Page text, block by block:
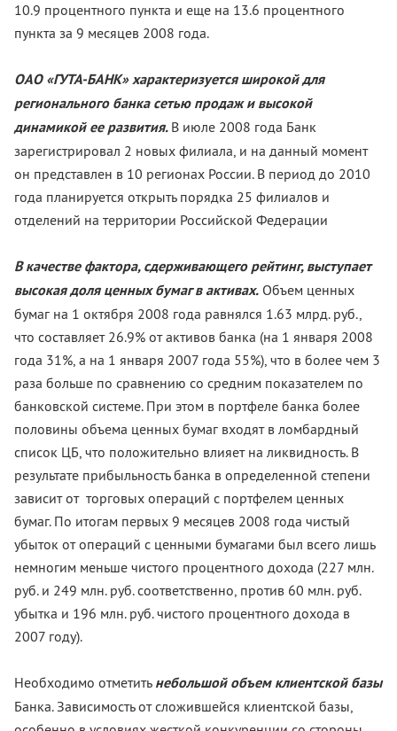
10.9 процентного пункта и еще на 13.6 процентного
пункта за 9 месяцев 2008 года.
ОАО «ГУТА-БАНК» характеризуется широкой для
регионального банка сетью продаж и высокой
динамикой ее развития. В июле 2008 года Банк
зарегистрировал 2 новых филиала, и на данный момент
он представлен в 10 регионах России. В период до 2010
года планируется открыть порядка 25 филиалов и
отделений на территории Российской Федерации
В качестве фактора, сдерживающего рейтинг, выступает
высокая доля ценных бумаг в активах. Объем ценных
бумаг на 1 октября 2008 года равнялся 1.63 млрд. руб.,
что составляет 26.9% от активов банка (на 1 января 2008
года 31%, а на 1 января 2007 года 55%), что в более чем 3
раза больше по сравнению со средним показателем по
банковской системе. При этом в портфеле банка более
половины объема ценных бумаг входят в ломбардный
список ЦБ, что положительно влияет на ликвидность. В
результате прибыльность банка в определенной степени
зависит от торговых операций с портфелем ценных
бумаг. По итогам первых 9 месяцев 2008 года чистый
убыток от операций с ценными бумагами был всего лишь
немногим меньше чистого процентного дохода (227 млн.
руб. и 249 млн. руб. соответственно, против 60 млн. руб.
убытка и 196 млн. руб. чистого процентного дохода в
2007 году).
Необходимо отметить небольшой объем клиентской базы
Банка. Зависимость от сложившейся клиентской базы,